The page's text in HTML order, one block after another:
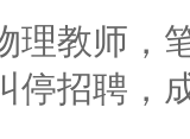
理教师，
停招聘，